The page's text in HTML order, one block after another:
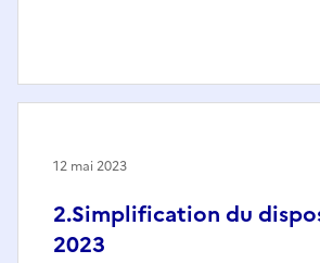
2.Simplification du
2023
12 mai 2023